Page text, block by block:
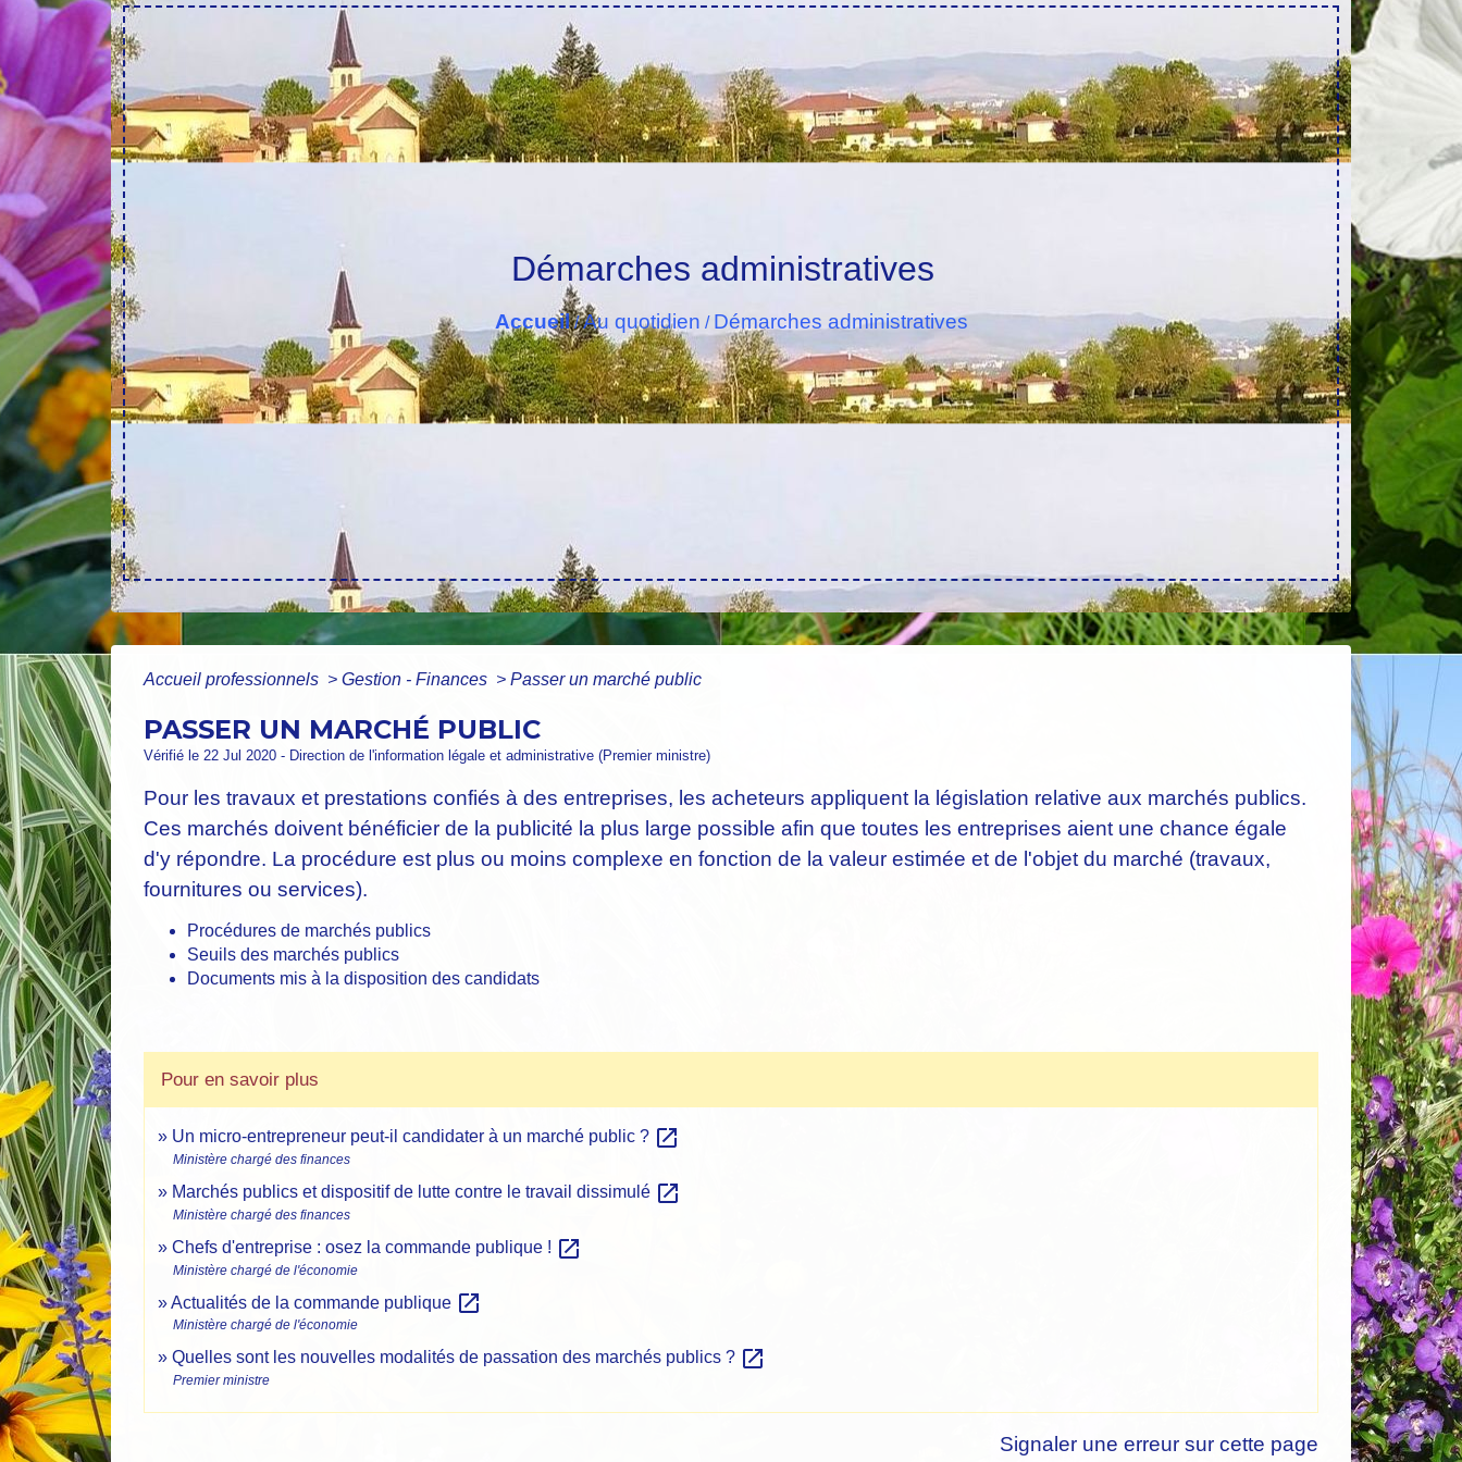
Démarches administratives
Accueil/Au quotidien / Démarches administratives
Accueil professionnels > Gestion - Finances > Passer un marché public
PASSER UN MARCHÉ PUBLIC
Vérifié le 22 Jul 2020 - Direction de l'information légale et administrative (Premier ministre)
Pour les travaux et prestations confiés à des entreprises, les acheteurs appliquent la législation relative aux marchés publics.
Ces marchés doivent bénéficier de la publicité la plus large possible afin que toutes les entreprises aient une chance égale
d'y répondre. La procédure est plus ou moins complexe en fonction de la valeur estimée et de l'objet du marché (travaux,
fournitures ou services).
Procédures de marchés publics
Seuils des marchés publics
Documents mis à la disposition des candidats
Pour en savoir plus
Un micro-entrepreneur peut-il candidater à un marché public ? open_in_new
Ministère chargé des finances
Marchés publics et dispositif de lutte contre le travail dissimulé open_in_new
Ministère chargé des finances
Chefs d'entreprise : osez la commande publique ! open_in_new
Ministère chargé de l'économie
Actualités de la commande publique open_in_new
Ministère chargé de l'économie
Quelles sont les nouvelles modalités de passation des marchés publics ? open_in_new
Premier ministre
Signaler une erreur sur cette page